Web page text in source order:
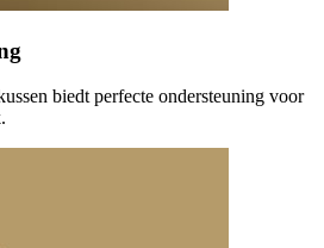
biedt perfecte ondersteuning voor